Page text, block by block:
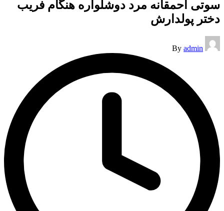
سوتی احمقانه مرد دوشلواره هنگام فریب
دختر پولدارش
Posted
by
By admin